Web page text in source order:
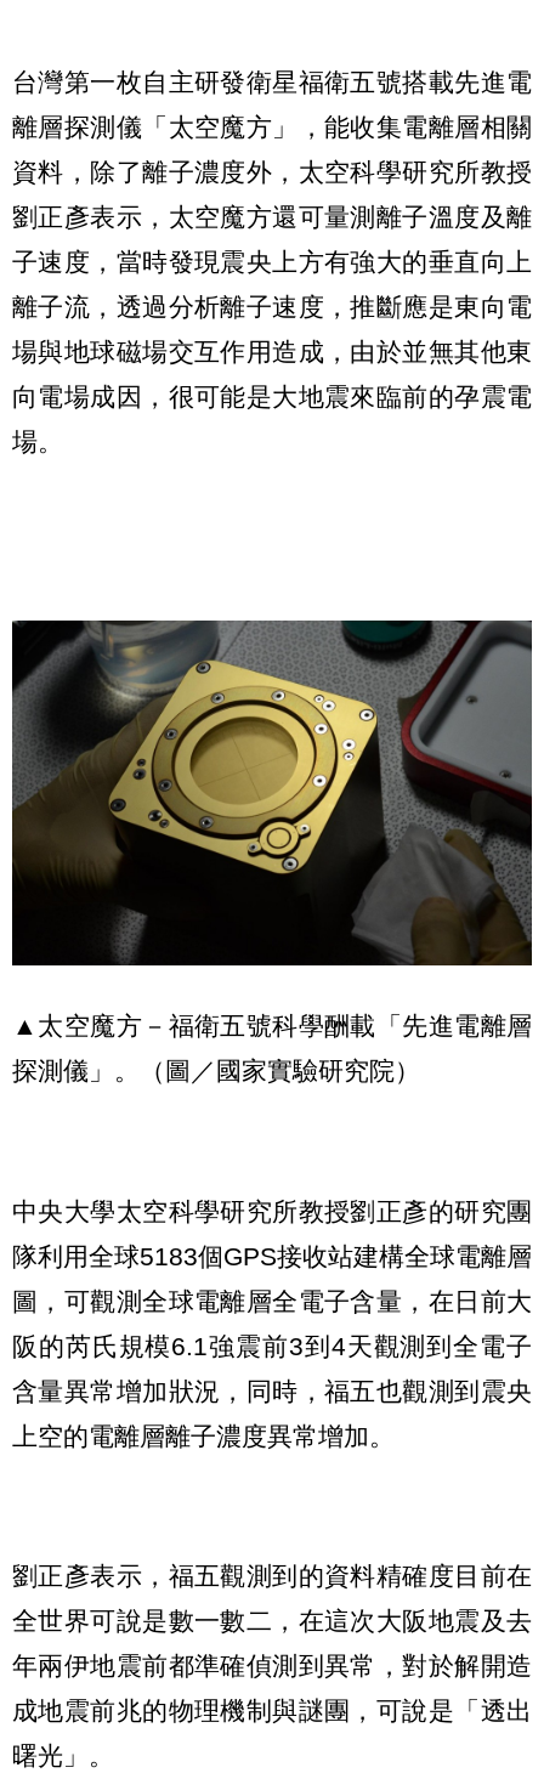
台灣第一枚自主研發衛星福衛五號搭載先進電
離層探測儀「太空魔方」，能收集電離層相關
資料，除了離子濃度外，太空科學研究所教授
劉正彥表示，太空魔方還可量測離子溫度及離
子速度，當時發現震央上方有強大的垂直向上
離子流，透過分析離子速度，推斷應是東向電
場與地球磁場交互作用造成，由於並無其他東
向電場成因，很可能是大地震來臨前的孕震電
場。
▲太空魔方－福衛五號科學酬載「先進電離層
探測儀」。（圖／國家實驗研究院）
中央大學太空科學研究所教授劉正彥的研究團
隊利用全球5183個GPS接收站建構全球電離層
圖，可觀測全球電離層全電子含量，在日前大
阪的芮氏規模6.1強震前3到4天觀測到全電子
含量異常增加狀況，同時，福五也觀測到震央
上空的電離層離子濃度異常增加。
劉正彥表示，福五觀測到的資料精確度目前在
全世界可說是數一數二，在這次大阪地震及去
年兩伊地震前都準確偵測到異常，對於解開造
成地震前兆的物理機制與謎團，可說是「透出
曙光」。